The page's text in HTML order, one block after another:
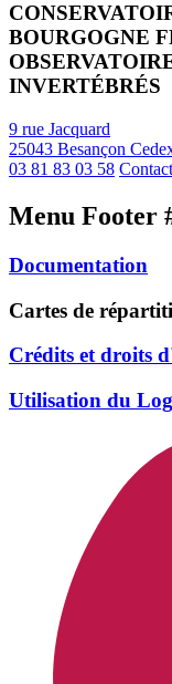
BOURGOGNE
INVERTÉBRÉS
9 rue Jacquard
25043 Besançon
03 81 83 03 58
Menu Footer
Documentation
Cartes de
Crédits et droits
Utilisation du